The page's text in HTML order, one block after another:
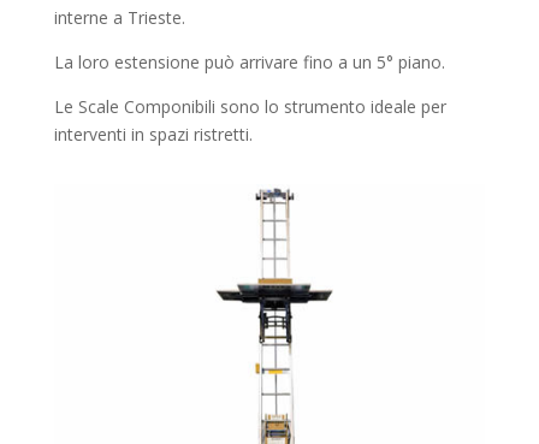
interne a Trieste.
La loro estensione può arrivare fino a un 5° piano.
Le Scale Componibili sono lo strumento ideale per
interventi in spazi ristretti.